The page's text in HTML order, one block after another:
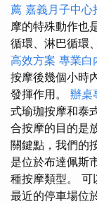
薦 嘉義月子中心
摩的特殊動作也
循環、淋巴循環
高效方案 專業白
按摩後幾個小時
發揮作用。 辦桌
式瑜珈按摩和泰
合按摩的目的是
關鍵點，我們的
是位於布達佩斯
種按摩類型。 可
最近的停車場位